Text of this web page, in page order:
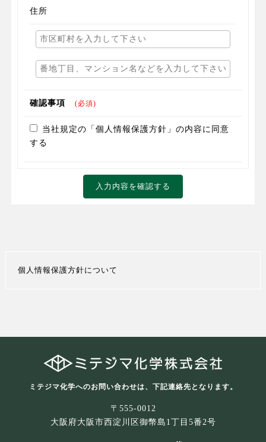
住所
確認事項 (必須)
当社規定の「個人情報保護方針」の内容に同意
する
個人情報保護方針について
ミテジマ化学へのお問い合わせは、下記連絡先となります。
〒555-0012
大阪府大阪市西淀川区御幣島1丁目5番2号